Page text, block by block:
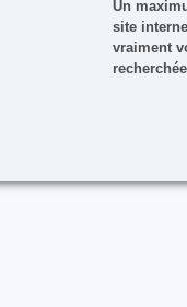
Un
site
vraiment